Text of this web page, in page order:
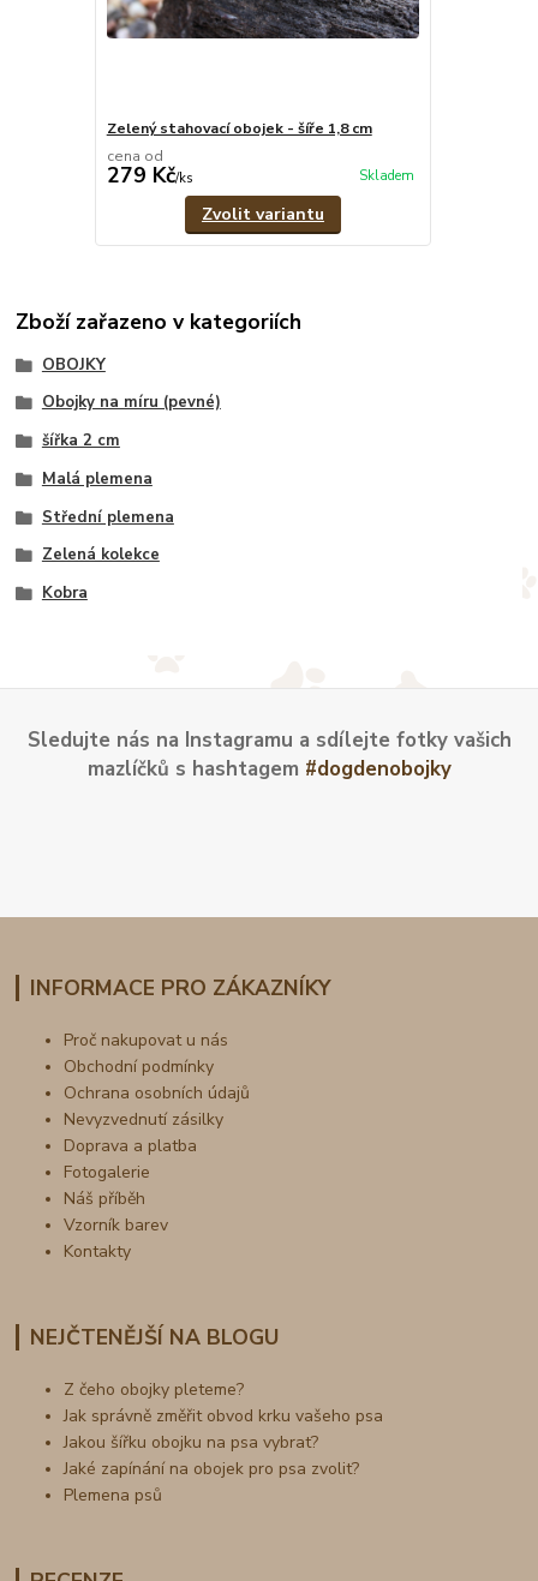
Zelený stahovací obojek - šíře 1,8 cm
cena od
279 Kč/ks Skladem
Zvolit variantu
Zboží zařazeno v kategoriích
OBOJKY
Obojky na míru (pevné)
šířka 2 cm
Malá plemena
Střední plemena
Zelená kolekce
Kobra
Sledujte nás na Instagramu a sdílejte fotky vašich
mazlíčků s hashtagem #dogdenobojky
INFORMACE PRO ZÁKAZNÍKY
Proč nakupovat u nás
Obchodní podmínky
Ochrana osobních údajů
Nevyzvednutí zásilky
Doprava a platba
Fotogalerie
Náš příběh
Vzorník barev
Kontakty
NEJČTENĚJŠÍ NA BLOGU
Z čeho obojky pleteme?
Jak správně změřit obvod krku vašeho psa
Jakou šířku obojku na psa vybrat?
Jaké zapínání na obojek pro psa zvolit?
Plemena psů